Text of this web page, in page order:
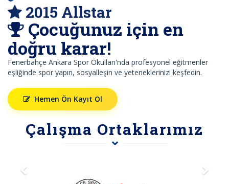
2015 Allstar
Çocuğunuz için en
doğru karar!
Fenerbahçe Ankara Spor Okulları'nda profesyonel eğitmenler
eşliğinde spor yapın, sosyalleşin ve yeteneklerinizi keşfedin.
Hemen Ön Kayıt Ol
Çalışma Ortaklarımız